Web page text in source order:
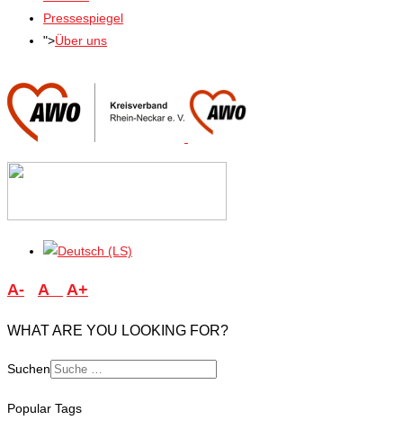
Pressespiegel
">Über uns
A- A A+
WHAT ARE YOU LOOKING FOR?
Suchen
for results.
Popular Tags